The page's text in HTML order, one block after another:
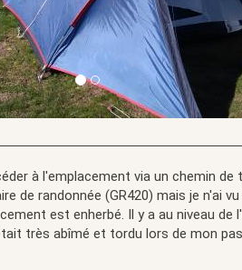
à l'emplacement via un chemin de
de randonnée (GR420) mais je n'ai
est enherbé. Il y a au niveau de
très abîmé et tordu lors de mon